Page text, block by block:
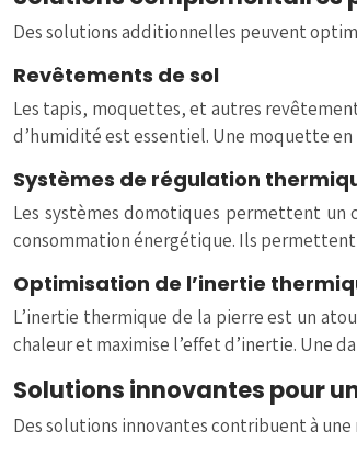
Des solutions additionnelles peuvent
Revêtements de sol
Les tapis, moquettes, et autres
d’humidité est essentiel. Une moquette
Systèmes de régulation
Les systèmes domotiques permettent
consommation énergétique. Ils permettent
Optimisation de l’inertie
L’inertie thermique de la pierre est un
chaleur et maximise l’effet d’inertie. Une
Solutions innovantes pour
Des solutions innovantes contribuent à